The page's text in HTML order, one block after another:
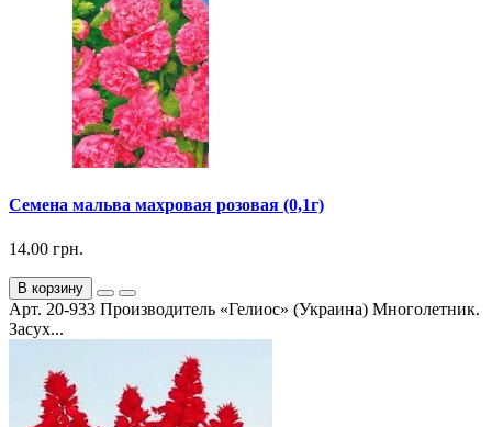
Семена мальва махровая розовая (0,1г)
14.00 грн.
В корзину
Арт. 20-933 Производитель «Гелиос» (Украина) Многолетник.
Засух...